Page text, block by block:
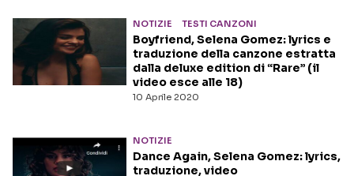
NOTIZIE TESTI CANZONI
10 Aprile 2020
Boyfriend, Selena Gomez: lyrics e
traduzione della canzone estratta
dalla deluxe edition di “Rare” (il
video esce alle 18)
NOTIZIE
Dance Again, Selena Gomez: lyrics,
traduzione, video